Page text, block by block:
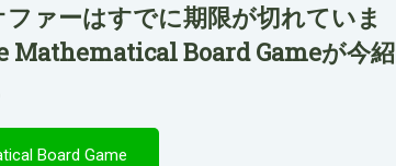
ァーはすでに期限が切れていま
Mathematical Board Gameが今紹
Board Game